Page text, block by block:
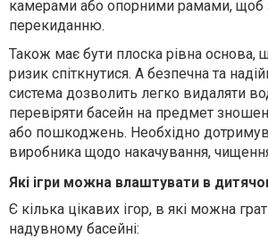
камерами або опорними рамами, щоб
перекиданню.
Також має бути плоска рівна основа,
ризик спіткнутися. А безпечна та
система дозволить легко видаляти
перевіряти басейн на предмет
або пошкоджень. Необхідно
виробника щодо накачування, чищення
Які ігри можна влаштувати в
Є кілька цікавих ігор, в які можна
надувному басейні: